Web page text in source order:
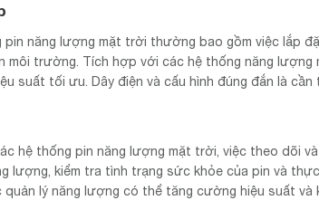
pin năng lượng mặt trời thường bao gồm việc lắp
môi trường. Tích hợp với các hệ thống năng
suất tối ưu. Dây điện và cấu hình đúng đắn là
hệ thống pin năng lượng mặt trời, việc theo dõi
lượng, kiểm tra tình trạng sức khỏe của pin và
lý năng lượng có thể tăng cường hiệu suất và